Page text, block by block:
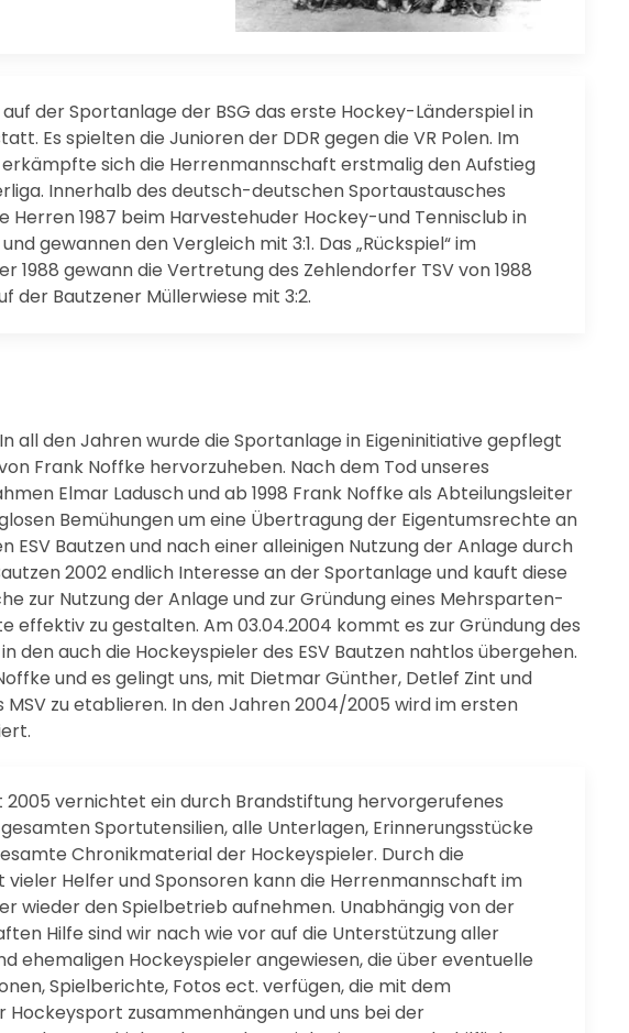
auf der Sportanlage der BSG das erste Hockey-Länderspiel in
Es spielten die Junioren der DDR gegen die VR Polen. Im
erkämpfte sich die Herrenmannschaft erstmalig den Aufstieg
Innerhalb des deutsch-deutschen Sportaustausches
Herren 1987 beim Harvestehuder Hockey-und Tennisclub in
gewannen den Vergleich mit 3:1. Das „Rückspiel“ im
1988 gewann die Vertretung des Zehlendorfer TSV von 1988
der Bautzener Müllerwiese mit 3:2.
all den Jahren wurde die Sportanlage in Eigeninitiative gepflegt
Frank Noffke hervorzuheben. Nach dem Tod unseres
Elmar Ladusch und ab 1998 Frank Noffke als Abteilungsleiter
Bemühungen um eine Übertragung der Eigentumsrechte an
Bautzen und nach einer alleinigen Nutzung der Anlage durch
2002 endlich Interesse an der Sportanlage und kauft diese
zur Nutzung der Anlage und zur Gründung eines Mehrsparten-
zu gestalten. Am 03.04.2004 kommt es zur Gründung des
den auch die Hockeyspieler des ESV Bautzen nahtlos übergehen.
und es gelingt uns, mit Dietmar Günther, Detlef Zint und
zu etablieren. In den Jahren 2004/2005 wird im ersten
2005 vernichtet ein durch Brandstiftung hervorgerufenes
Sportutensilien, alle Unterlagen, Erinnerungsstücke
Chronikmaterial der Hockeyspieler. Durch die
vieler Helfer und Sponsoren kann die Herrenmannschaft im
wieder den Spielbetrieb aufnehmen. Unabhängig von der
Hilfe sind wir nach wie vor auf die Unterstützung aller
ehemaligen Hockeyspieler angewiesen, die über eventuelle
Spielberichte, Fotos ect. verfügen, die mit dem
Hockeysport zusammenhängen und uns bei der